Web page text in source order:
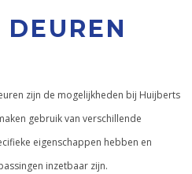
zijn de mogelijkheden bij Huijberts
gebruik van verschillende
eigenschappen hebben en
inzetbaar zijn.